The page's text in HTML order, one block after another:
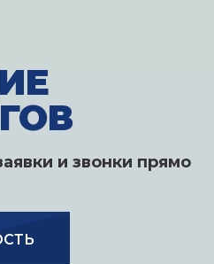
и звонки прямо